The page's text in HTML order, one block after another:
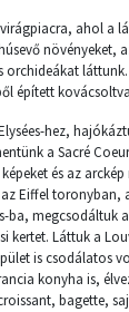
ahol a
növényeket,
orchideákat
épített
hez,
a Sacré
és az
Eiffel toronyban,
ba, megcsodáltuk
kertet. Láttuk a
is csodálatos
konyha is,
bagette,